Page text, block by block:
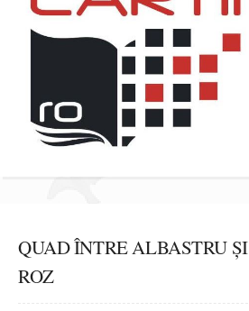
QUAD ÎNTRE ALBASTRU ȘI
ROZ